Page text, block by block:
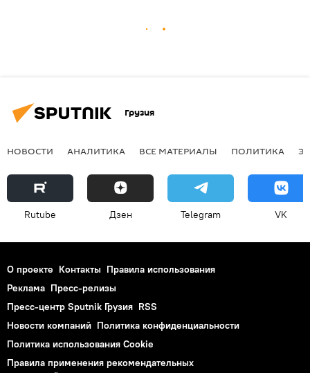
Грузия
НОВОСТИ АНАЛИТИКА ВСЕ МАТЕРИАЛЫ ПОЛИТИКА
Rutube Дзен Telegram VK
О проекте Контакты Правила использования
Реклама Пресс-релизы
Пресс-центр Sputnik Грузия RSS
Новости компаний Политика конфиденциальности
Политика использования Cookie
Правила применения рекомендательных